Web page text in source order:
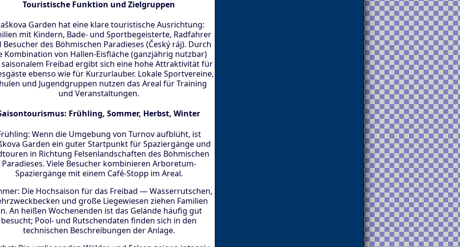
Touristische Funktion und Zielgruppen
Garden hat eine klare touristische Ausrichtung:
mit Kindern, Bade- und Sportbegeisterte, Radfahrer
Besucher des Böhmischen Paradieses (Český ráj). Durch
Kombination von Hallen-Eisfläche (ganzjährig nutzbar)
Freibad ergibt sich eine hohe Attraktivität für
ebenso wie für Kurzurlauber. Lokale Sportvereine,
und Jugendgruppen nutzen das Areal für Training
und Veranstaltungen.
Frühling, Sommer, Herbst, Winter
Wenn die Umgebung von Turnov aufblüht, ist
Garden ein guter Startpunkt für Spaziergänge und
in Richtung Felsenlandschaften des Böhmischen
Paradieses. Viele Besucher kombinieren Arboretum-
Spaziergänge mit einem Café-Stopp im Areal.
Die Hochsaison für das Freibad — Wasserrutschen,
und große Liegewiesen ziehen Familien
An heißen Wochenenden ist das Gelände häufig gut
besucht; Pool- und Rutschendaten finden sich in den
technischen Beschreibungen der Anlage.